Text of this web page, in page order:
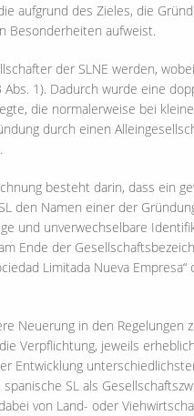
aufgrund des Zieles, die
Besonderheiten aufweist.
der SLNE werden,
1). Dadurch wurde eine
die normalerweise bei
durch einen
besteht darin, dass ein
den Namen einer der
und unverwechselbare
Ende der
Limitada Nueva Empresa“
Neuerung in den Regelungen
Verpflichtung, jeweils
Entwicklung
SL als
von Land- oder